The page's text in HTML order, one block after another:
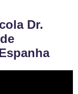
Dr.